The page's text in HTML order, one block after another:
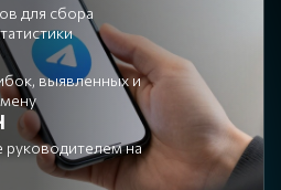
для сбора
выявленных и
руководителем на